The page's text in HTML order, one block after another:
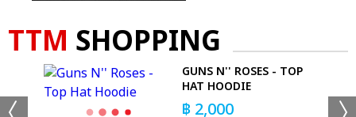
TTM SHOPPING
GUNS N'' ROSES - TOP
HAT HOODIE
฿ 2,000